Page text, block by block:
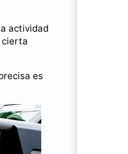
actividad
cierta
es